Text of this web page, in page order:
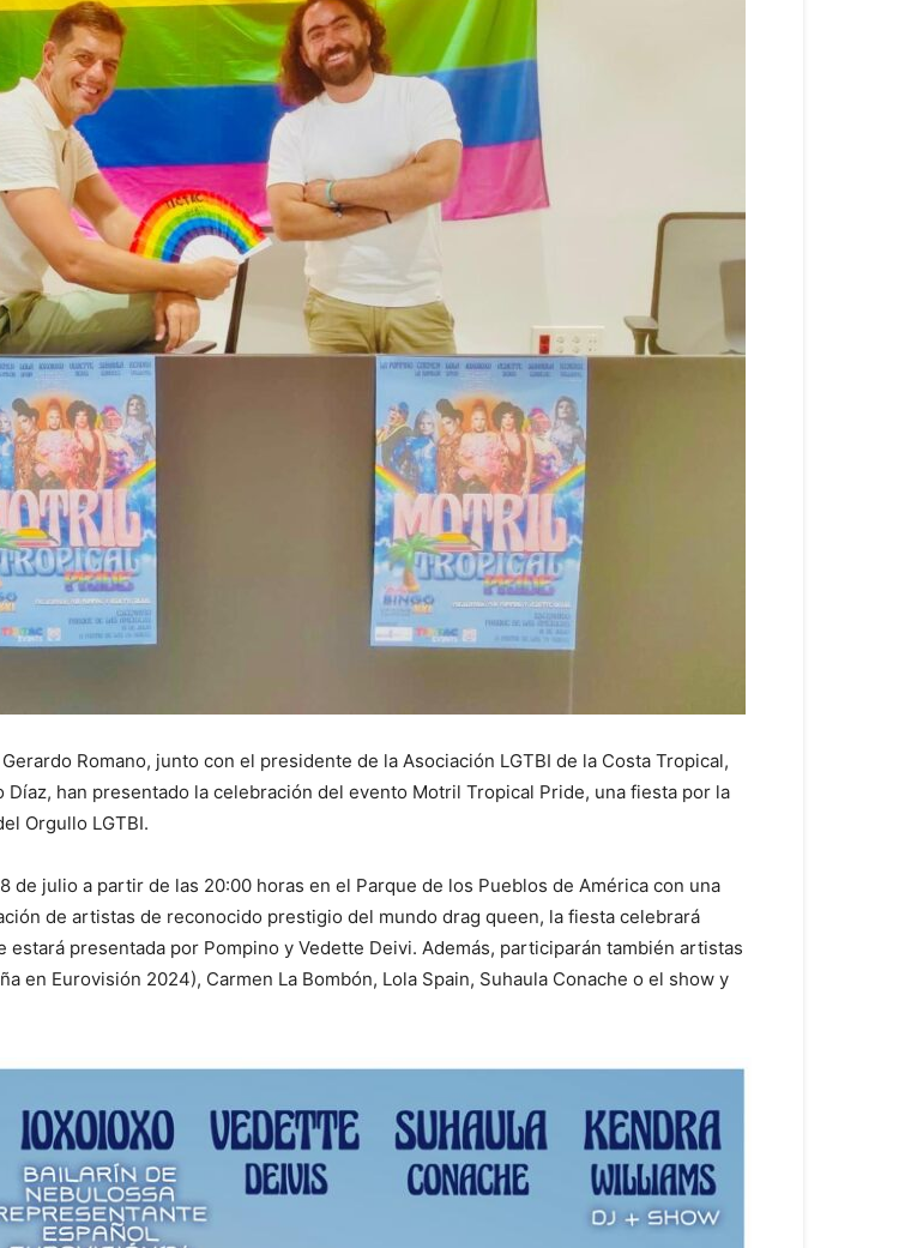
Romano, junto con el presidente de la Asociación LGTBI de la Costa Tropical,
han presentado la celebración del evento Motril Tropical Pride, una fiesta por la
Orgullo LGTBI.
julio a partir de las 20:00 horas en el Parque de los Pueblos de América con una
de artistas de reconocido prestigio del mundo drag queen, la fiesta celebrará
estará presentada por Pompino y Vedette Deivi. Además, participarán también artistas
en Eurovisión 2024), Carmen La Bombón, Lola Spain, Suhaula Conache o el show y